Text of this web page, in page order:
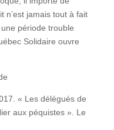
n’est jamais tout à fait
période trouble
Solidaire ouvre
« Les délégués de
aux péquistes ». Le